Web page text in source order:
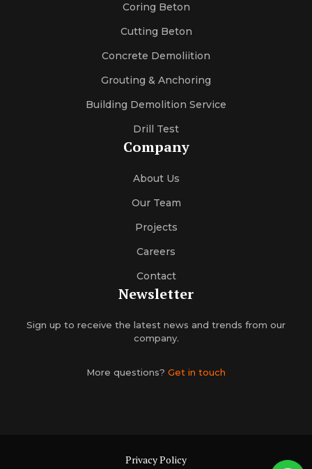
Coring Beton
Cutting Beton
Concrete Demoliition
Grouting & Anchoring
Building Demolition Service
Drill Test
Company
About Us
Our Team
Projects
Careers
Contact
Newsletter
Sign up to receive the latest news and trends from our
company.
More questions? Get in touch
Privacy Policy